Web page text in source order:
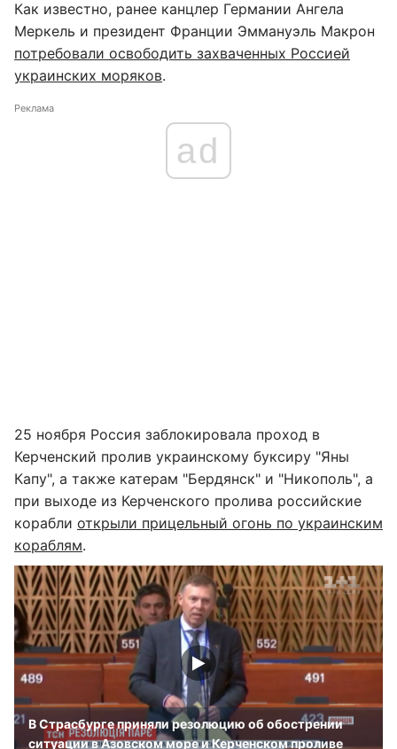
Как известно, ранее канцлер Германии Ангела
Меркель и президент Франции Эммануэль Макрон
потребовали освободить захваченных Россией
украинских моряков.
Реклама
ad
25 ноября Россия заблокировала проход в
Керченский пролив украинскому буксиру "Яны
Капу", а также катерам "Бердянск" и "Никополь", а
при выходе из Керченского пролива российские
корабли открыли прицельный огонь по украинским
кораблям.
В Страсбурге приняли резолюцию об обострении
ситуации в Азовском море и Керченском проливе